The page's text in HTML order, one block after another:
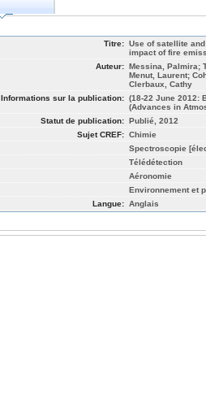
Titre: Use of satellite
impact of fire
Auteur: Messina, Palmira;
Menut, Laurent;
Clerbaux, Cathy
Informations sur la publication: (18-22 June 2012:
(Advances in
Statut de publication: Publié, 2012
Sujet CREF: Chimie
Spectroscopie
Télédétection
Aéronomie
Environnement et
Langue: Anglais